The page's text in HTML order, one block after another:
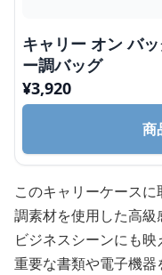
キャリー オン バ
ー調バッグ
¥3,920
商
このキャリーケース
調素材を使用した高級
ビジネスシーンにも映
重要な書類や電子機器